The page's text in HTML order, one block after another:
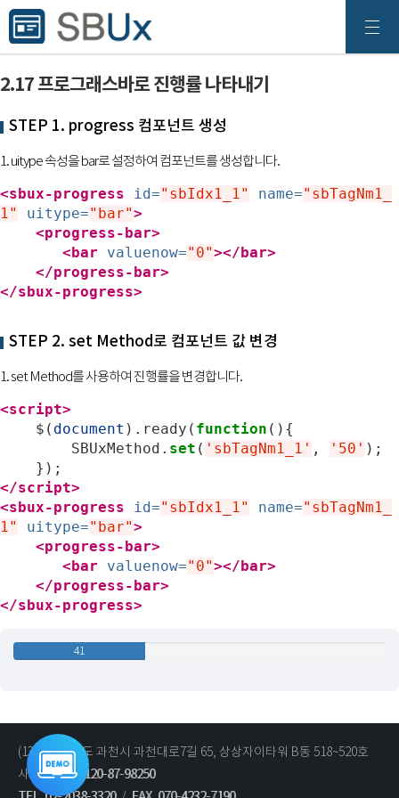
통합데모바로가기
2.17 프로그래스바로 진행률 나타내기
STEP 1. progress 컴포넌트 생성
1. uitype 속성을 bar로 설정하여 컴포넌트를 생성합니다.
<sbux-progress
id="sbIdx1_1" name="sbTagNm1_
1"
uitype="bar">
<progress-bar>
<bar
valuenow="0"></bar>
</progress-bar>
</sbux-progress>
STEP 2. set Method로 컴포넌트 값 변경
1. set Method를 사용하여 진행률을 변경합니다.
<script>
$ ( document ). ready ( function (){
SBUxMethod . set ( 'sbTagNm1_1' , '50' );
});
</script>
<sbux-progress
id="sbIdx1_1" name="sbTagNm1_
1"
uitype="bar">
<progress-bar>
<bar
valuenow="0"></bar>
</progress-bar>
</sbux-progress>
42
(13840) 경기도 과천시 과천대로7길 65, 상상자이타워 B동 518~520호
사업자번호 : 120-87-98250